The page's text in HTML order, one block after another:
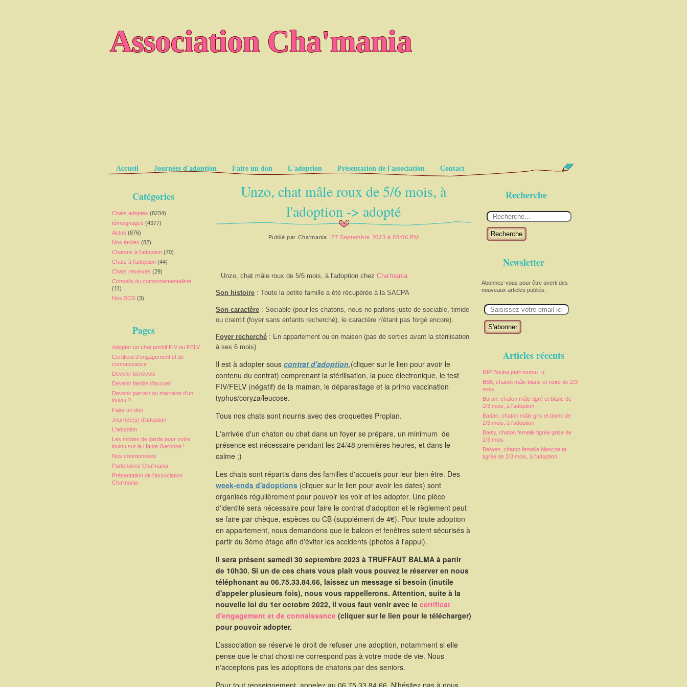
Association Cha'mania
.
Pages
Accueil Journées d'adoption Faire un don L'adoption Présentation de l'association Contact
Catégories
Chats adoptés (8234)
témoignages (4377)
Actus (876)
Nos étoiles (82)
Chatons à l'adoption (70)
Chats à l'adoption (44)
Chats réservés (29)
Conseils du comportementaliste
(11)
Nos SOS (3)
Pages
Adopter un chat positif FIV ou FELV
Certificat d'engagement et de
connaissance
Devenir bénévole
Devenir famille d'accueil
Devenir parrain ou marraine d'un
loulou ?
Faire un don
Journée(s) d'adoption
L'adoption
Les modes de garde pour votre
loulou sur la Haute Garonne !
Nos coordonnées
Partenaires Cha'mania
Présentation de l'association
Cha'mania
Recherche
Recherche
Newsletter
Abonnez-vous pour être averti des
nouveaux articles publiés.
m
Articles récents
RIP Bouba petit toutou :-(
BB8, chaton mâle blanc et noire de 2/3
mois
Boran, chaton mâle tigré et blanc de
2/3 mois, à l'adoption
Badan, chaton mâle gris et blanc de
2/3 mois, à l'adoption
Baely, chaton femelle tigrée grise de
2/3 mois
Belwen, chaton femelle blanche et
tigrée de 2/3 mois, à l'adoption
Unzo, chat mâle roux de 5/6 mois, à
l'adoption -> adopté
Publié par Cha'mania 27 Septembre 2023 à 08:06 PM
Unzo, chat mâle roux de 5/6 mois, à l'adoption chez Cha'mania
Son histoire : Toute la petite famille a été récupérée à la SACPA
Son caractère : Sociable (pour les chatons, nous ne parlons juste de sociable, timide
ou craintif (foyer sans enfants recherché), le caractère n'étant pas forgé encore).
Foyer recherché : En appartement ou en maison (pas de sorties avant la stérilisation
à ses 6 mois)
Il est à adopter sous contrat d'adoption,(cliquer sur le lien pour avoir le
contenu du contrat) comprenant la stérilisation, la puce électronique, le test
FIV/FELV (négatif) de la maman, le déparasitage et la primo vaccination
typhus/coryza/leucose.
Tous nos chats sont nourris avec des croquettes Proplan.
L'arrivée d'un chaton ou chat dans un foyer se prépare, un minimum de
présence est nécessaire pendant les 24/48 premières heures, et dans le
calme ;)
Les chats sont répartis dans des familles d'accueils pour leur bien être. Des
week-ends d'adoptions (cliquer sur le lien pour avoir les dates) sont
organisés régulièrement pour pouvoir les voir et les adopter. Une pièce
d'identité sera nécessaire pour faire le contrat d'adoption et le règlement peut
se faire par chèque, espèces ou CB (supplément de 4€). Pour toute adoption
en appartement, nous demandons que le balcon et fenêtres soient sécurisés à
partir du 3ème étage afin d'éviter les accidents (photos à l'appui).
Il sera présent samedi 30 septembre 2023 à TRUFFAUT BALMA à partir
de 10h30. Si un de ces chats vous plait vous pouvez le réserver en nous
téléphonant au 06.75.33.84.66, laissez un message si besoin (inutile
d'appeler plusieurs fois), nous vous rappellerons. Attention, suite à la
nouvelle loi du 1er octobre 2022, il vous faut venir avec le certificat
d'engagement et de connaissance (cliquer sur le lien pour le télécharger)
pour pouvoir adopter.
L’association se réserve le droit de refuser une adoption, notamment si elle
pense que le chat choisi ne correspond pas à votre mode de vie. Nous
n'acceptons pas les adoptions de chatons par des seniors.
Pour tout renseignement, appelez au 06.75.33.84.66. N'hésitez pas à nous